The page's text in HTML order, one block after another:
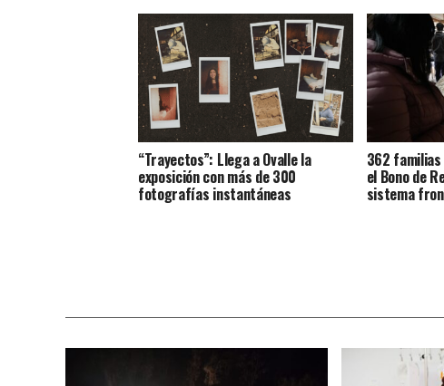
“Trayectos”: Llega a Ovalle la
exposición con más de 300
fotografías instantáneas
362 familias
el Bono de
sistema